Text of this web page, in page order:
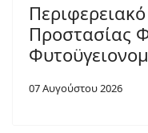
Προστασίας
07 Αυγούστου 2026